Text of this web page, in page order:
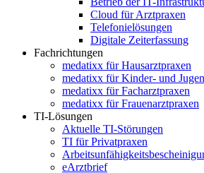
Cloud für Arztpraxen
Telefonielösungen
Digitale Zeiterfassung
Fachrichtungen
medatixx für Hausarztpraxen
medatixx für Kinder- und
medatixx für Facharztpraxen
medatixx für Frauenarztpraxen
TI-Lösungen
Aktuelle TI-Störungen
TI für Privatpraxen
eArztbrief